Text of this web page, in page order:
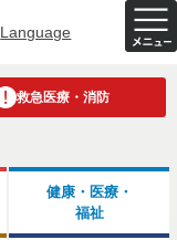
Language
救急医療・消防
健康・医療・
福祉